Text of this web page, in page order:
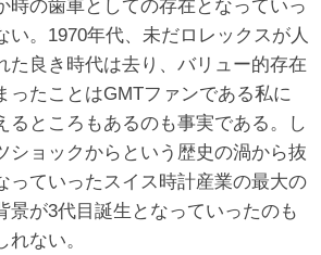
時の歯車としての存在となっていっ
い。1970年代、未だロレックスが人
た良き時代は去り、バリュー的存在
ったことはGMTファンである私に
るところもあるのも事実である。し
ショックからという歴史の渦から抜
っていったスイス時計産業の最大の
景が3代目誕生となっていったのも
ない。